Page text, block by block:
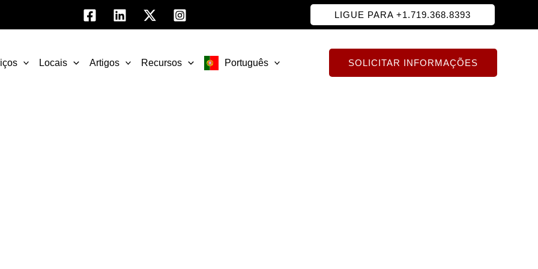
LIGUE PARA +1.719.368.8393
Locais Artigos Recursos Português SOLICITAR INFORMAÇÕES